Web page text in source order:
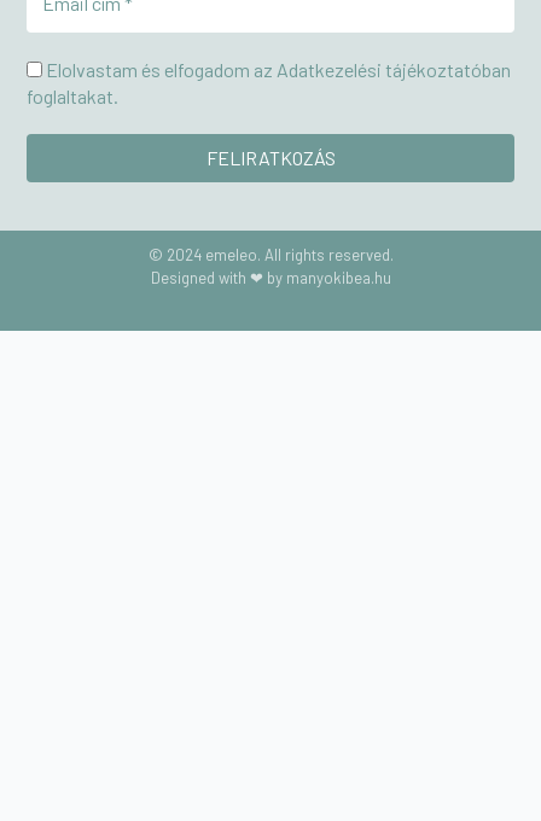
Elolvastam és elfogadom az Adatkezelési tájékoztatóban
foglaltakat.
© 2024 emeleo. All rights reserved.
Designed with ❤ by manyokibea.hu